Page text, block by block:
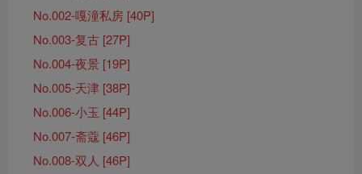
No.002-嘎潼私房 [40P]
No.003-复古 [27P]
No.004-夜景 [19P]
No.005-天津 [38P]
No.006-小玉 [44P]
No.007-斋蔻 [46P]
No.008-双人 [46P]